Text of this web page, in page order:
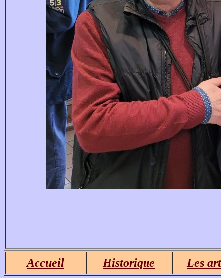
Accueil Historique Les